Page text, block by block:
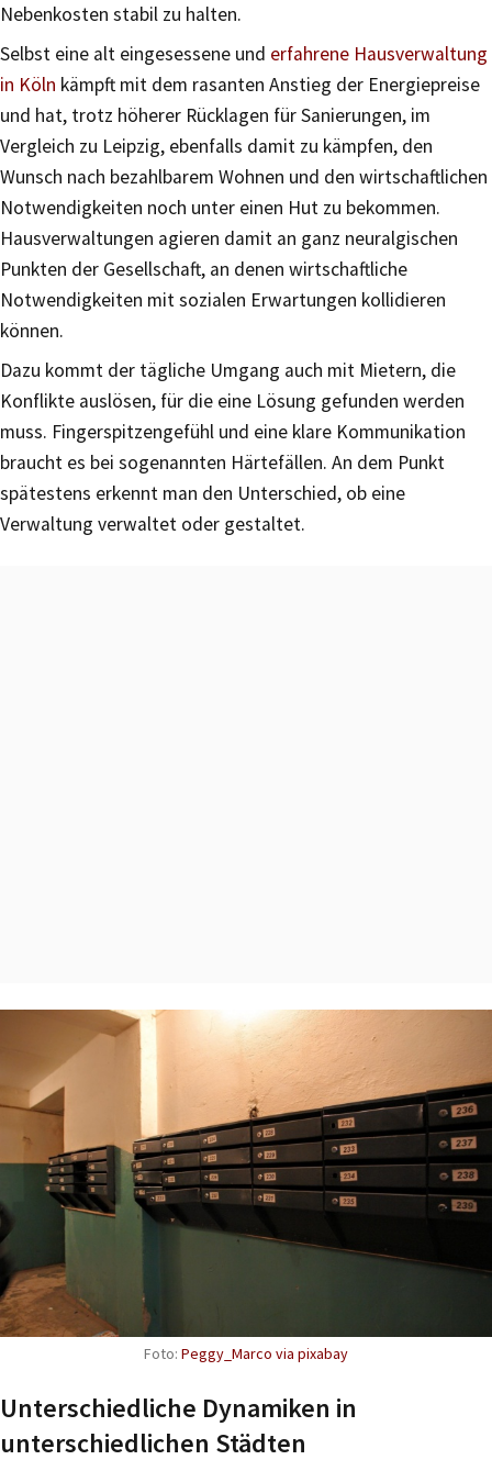
Nebenkosten stabil zu halten.
Selbst eine alt eingesessene und erfahrene Hausverwaltung
in Köln kämpft mit dem rasanten Anstieg der Energiepreise
und hat, trotz höherer Rücklagen für Sanierungen, im
Vergleich zu Leipzig, ebenfalls damit zu kämpfen, den
Wunsch nach bezahlbarem Wohnen und den wirtschaftlichen
Notwendigkeiten noch unter einen Hut zu bekommen.
Hausverwaltungen agieren damit an ganz neuralgischen
Punkten der Gesellschaft, an denen wirtschaftliche
Notwendigkeiten mit sozialen Erwartungen kollidieren
können.
Dazu kommt der tägliche Umgang auch mit Mietern, die
Konflikte auslösen, für die eine Lösung gefunden werden
muss. Fingerspitzengefühl und eine klare Kommunikation
braucht es bei sogenannten Härtefällen. An dem Punkt
spätestens erkennt man den Unterschied, ob eine
Verwaltung verwaltet oder gestaltet.
Foto: Peggy_Marco via pixabay
Unterschiedliche Dynamiken in
unterschiedlichen Städten